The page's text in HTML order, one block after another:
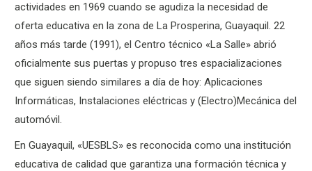
actividades en 1969 cuando se agudiza la necesidad de
oferta educativa en la zona de La Prosperina, Guayaquil. 22
años más tarde (1991), el Centro técnico «La Salle» abrió
oficialmente sus puertas y propuso tres espacializaciones
que siguen siendo similares a día de hoy: Aplicaciones
Informáticas, Instalaciones eléctricas y (Electro)Mecánica del
automóvil.
En Guayaquil, «UESBLS» es reconocida como una institución
educativa de calidad que garantiza una formación técnica y